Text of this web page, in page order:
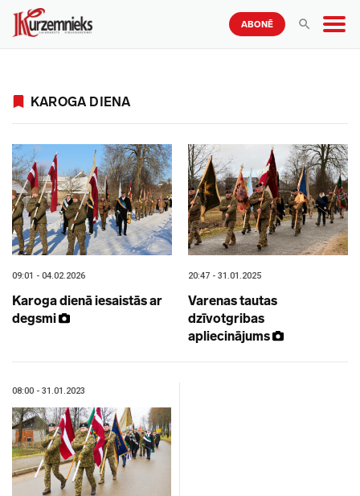
ABONĒ
KAROGA DIENA
09:01 - 04.02.2026
Karoga dienā iesaistās ar
degsmi
20:47 - 31.01.2025
Varenas tautas
dzīvotgribas
apliecinājums
08:00 - 31.01.2023